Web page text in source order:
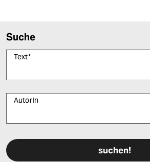
Suche
Text*
AutorIn